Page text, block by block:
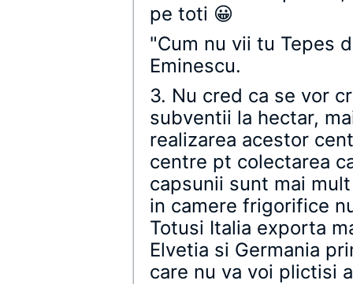
pe toti 😀
"Cum nu vii tu Tepes
Eminescu.
3. Nu cred ca se vor
subventii la hectar,
realizarea acestor
centre pt colectarea
capsunii sunt mai
in camere frigorifice
Totusi Italia exporta
Elvetia si Germania
care nu va voi plictisi